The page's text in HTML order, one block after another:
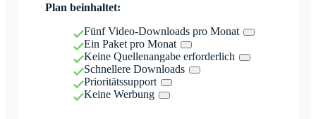
Plan beinhaltet:
Fünf Video-Downloads pro Monat
Ein Paket pro Monat
Keine Quellenangabe erforderlich
Schnellere Downloads
Prioritätssupport
Keine Werbung